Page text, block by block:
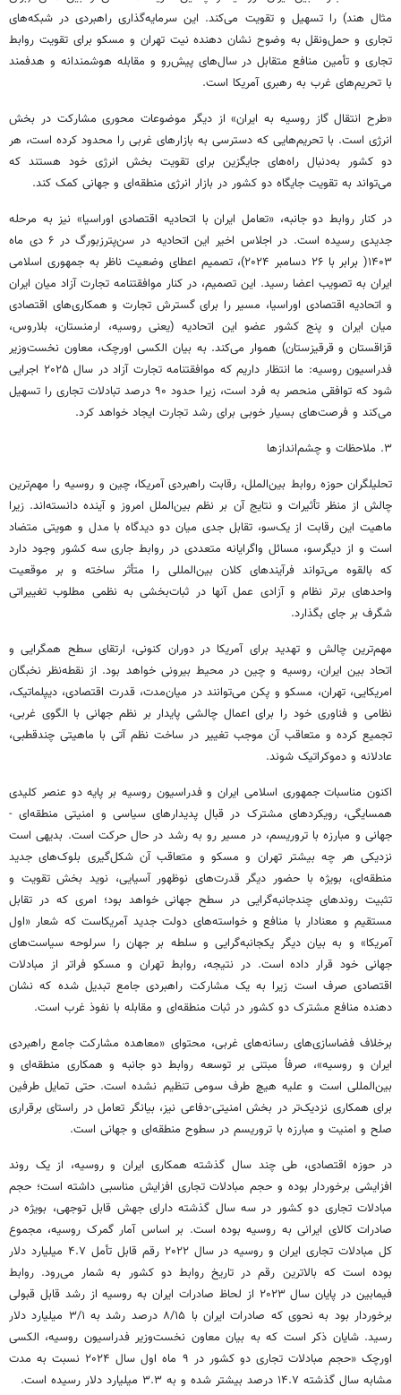
مثال هند) را تسهیل و تقویت می‌کند. این سرمایه‌گذاری راهبردی در شبکه‌های
تجاری و حمل‌ونقل به وضوح نشان دهنده نیت تهران و مسکو برای تقویت روابط
تجاری و تأمین منافع متقابل در سال‌های پیش‌رو و مقابله هوشمندانه و هدفمند
با تحریم‌های غرب به رهبری آمریکا است.
«طرح انتقال گاز روسیه به ایران» از دیگر موضوعات محوری مشارکت در بخش
انرژی است. با تحریم‌هایی که دسترسی به بازارهای غربی را محدود کرده است، هر
دو کشور به‌دنبال راه‌های جایگزین برای تقویت بخش انرژی خود هستند که
می‌تواند به تقویت جایگاه دو کشور در بازار انرژی منطقه‌ای و جهانی کمک کند.
در کنار روابط دو جانبه، «تعامل ایران با اتحادیه اقتصادی اوراسیا» نیز به مرحله
جدیدی رسیده است. در اجلاس اخیر این اتحادیه در سن‌پترزبورگ در ۶ دی ماه
۱۴۰۳( برابر با ۲۶ دسامبر ۲۰۲۴)، تصمیم اعطای وضعیت ناظر به جمهوری اسلامی
ایران به تصویب اعضا رسید. این تصمیم، در کنار موافقتنامه تجارت آزاد میان ایران
و اتحادیه اقتصادی اوراسیا، مسیر را برای گسترش تجارت و همکاری‌های اقتصادی
میان ایران و پنج کشور عضو این اتحادیه (یعنی روسیه، ارمنستان، بلاروس،
قزاقستان و قرقیزستان) هموار می‌کند. به بیان الکسی اورچک، معاون نخست‌وزیر
فدراسیون روسیه: ما انتظار داریم که موافقتنامه تجارت آزاد در سال ۲۰۲۵ اجرایی
شود که توافقی منحصر به فرد است، زیرا حدود ۹۰ درصد تبادلات تجاری را تسهیل
می‌کند و فرصت‌های بسیار خوبی برای رشد تجارت ایجاد خواهد کرد.
۳. ملاحظات و چشم‌اندازها
تحلیلگران حوزه روابط بین‌الملل، رقابت راهبردی آمریکا، چین و روسیه را مهم‌ترین
چالش از منظر تأثیرات و نتایج آن بر نظم بین‌الملل امروز و آینده دانسته‌اند. زیرا
ماهیت این رقابت از یک‌سو، تقابل جدی میان دو دیدگاه با مدل و هویتی متضاد
است و از دیگرسو، مسائل واگرایانه متعددی در روابط جاری سه کشور وجود دارد
که بالقوه می‌تواند فرآیندهای کلان بین‌المللی را متأثر ساخته و بر موقعیت
واحدهای برتر نظام و آزادی عمل آنها در ثبات‌بخشی به نظمی مطلوب تغییراتی
شگرف بر جای بگذارد.
مهم‌ترین چالش و تهدید برای آمریکا در دوران کنونی، ارتقای سطح همگرایی و
اتحاد بین ایران، روسیه و چین در محیط بیرونی خواهد بود. از نقطه‌نظر نخبگان
امریکایی، تهران، مسکو و پکن می‌توانند در میان‌مدت، قدرت اقتصادی، دیپلماتیک،
نظامی و فناوری خود را برای اعمال چالشی پایدار بر نظم جهانی با الگوی غربی،
تجمیع کرده و متعاقب آن موجب تغییر در ساخت نظم آتی با ماهیتی چندقطبی،
عادلانه و دموکراتیک شوند.
اکنون مناسبات جمهوری اسلامی ایران و فدراسیون روسیه بر پایه دو عنصر کلیدی
همسایگی، رویکردهای مشترک در قبال پدیدارهای سیاسی و امنیتی منطقه‌ای -
جهانی و مبارزه با تروریسم، در مسیر رو به رشد در حال حرکت است. بدیهی است
نزدیکی هر چه بیشتر تهران و مسکو و متعاقب آن شکل‌گیری بلوک‌های جدید
منطقه‌ای، بویژه با حضور دیگر قدرت‌های نوظهور آسیایی، نوید بخش تقویت و
تثبیت روندهای چندجانبه‌گرایی در سطح جهانی خواهد بود؛ امری که در تقابل
مستقیم و معنادار با منافع و خواسته‌های دولت جدید آمریکاست که شعار «اول
آمریکا» و به بیان دیگر یکجانبه‌گرایی و سلطه بر جهان را سرلوحه سیاست‌های
جهانی خود قرار داده است. در نتیجه، روابط تهران و مسکو فراتر از مبادلات
اقتصادی صرف است زیرا به یک مشارکت راهبردی جامع تبدیل شده که نشان
دهنده منافع مشترک دو کشور در ثبات منطقه‌ای و مقابله با نفوذ غرب است.
برخلاف فضاسازی‌های رسانه‌های غربی، محتوای «معاهده مشارکت جامع راهبردی
ایران و روسیه»، صرفاً مبتنی بر توسعه روابط دو جانبه و همکاری منطقه‌ای و
بین‌المللی است و علیه هیچ طرف سومی تنظیم نشده است. حتی تمایل طرفین
برای همکاری نزدیک‌تر در بخش امنیتی-دفاعی نیز، بیانگر تعامل در راستای برقراری
صلح و امنیت و مبارزه با تروریسم در سطوح منطقه‌ای و جهانی است.
در حوزه اقتصادی، طی چند سال گذشته همکاری ایران و روسیه، از یک روند
افزایشی برخوردار بوده و حجم مبادلات تجاری افزایش مناسبی داشته است؛ حجم
مبادلات تجاری دو کشور در سه سال گذشته دارای جهش قابل توجهی، بویژه در
صادرات کالای ایرانی به روسیه بوده است. بر اساس آمار گمرک روسیه، مجموع
کل مبادلات تجاری ایران و روسیه در سال ۲۰۲۲ رقم قابل تأمل ۴.۷ میلیارد دلار
بوده است که بالاترین رقم در تاریخ روابط دو کشور به شمار می‌رود. روابط
فیمابین در پایان سال ۲۰۲۳ از لحاظ صادرات ایران به روسیه از رشد قابل قبولی
برخوردار بود به نحوی که صادرات ایران با ۸/۱۵ درصد رشد به ۳/۱ میلیارد دلار
رسید. شایان ذکر است که به بیان معاون نخست‌وزیر فدراسیون روسیه، الکسی
اورچک
«حجم مبادلات تجاری دو کشور در ۹ ماه اول سال ۲۰۲۴ نسبت به مدت
مشابه سال گذشته ۱۴.۷ درصد بیشتر شده و به ۳.۳ میلیارد دلار رسیده است.